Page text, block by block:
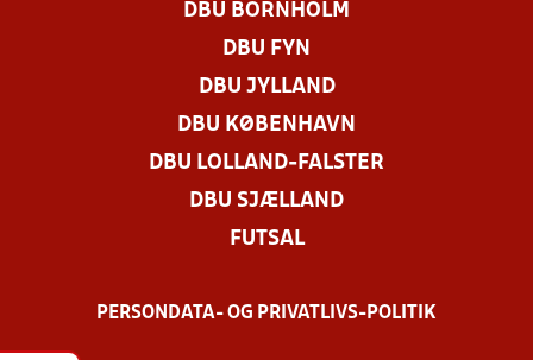
DBU BORNHOLM
DBU FYN
DBU JYLLAND
DBU KØBENHAVN
DBU LOLLAND-FALSTER
DBU SJÆLLAND
FUTSAL
PERSONDATA- OG PRIVATLIVS-POLITIK